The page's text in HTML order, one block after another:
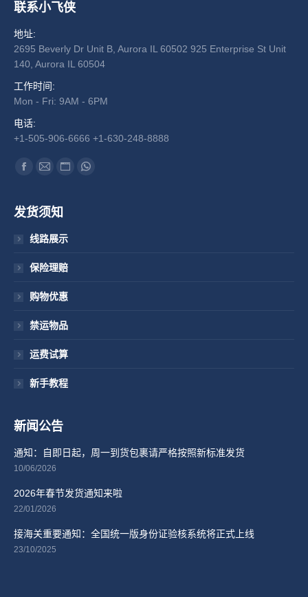
联系小飞侠
地址:
2695 Beverly Dr Unit B, Aurora IL 60502 925 Enterprise St Unit
140, Aurora IL 60504
工作时间:
Mon - Fri: 9AM - 6PM
电话:
+1-505-906-6666 +1-630-248-8888
找到我们：
WebsiteWhatsapp
发货须知
线路展示
保险理赔
购物优惠
禁运物品
运费试算
新手教程
新闻公告
通知：自即日起，周一到货包裹请严格按照新标准发货
10/06/2026
2026年春节发货通知来啦
22/01/2026
接海关重要通知：全国统一版身份证验核系统将正式上线
23/10/2025